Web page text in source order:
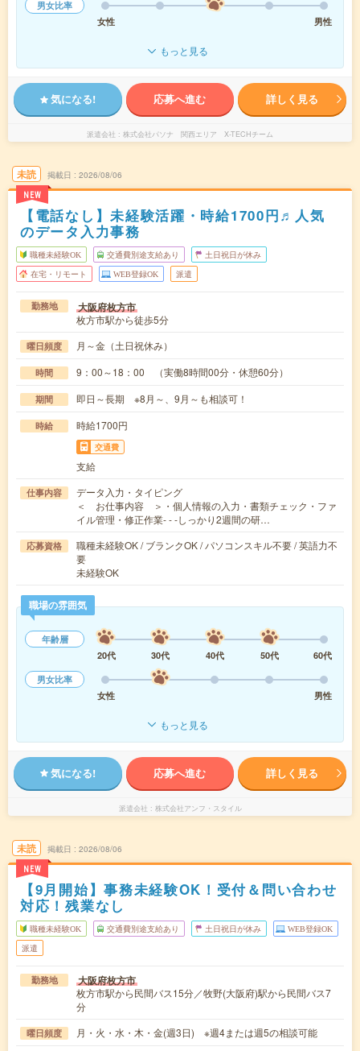
男女比率
女性
男性
もっと見る
気になる! 応募へ進む 詳しく見る
派遣会社 株式会社パソナ 関西エリア X-TECHチーム
未読
NEW
掲載日 2026/08/06
【電話なし】未経験活躍・時給1700円♬人気
のデータ入力事務
職種未経験OK 交通費別途支給あり 土日祝日が休み
在宅・リモート WEB登録OK 派遣
勤務地 大阪府枚方市
枚方市駅から徒歩5分
曜日頻度 月～金（土日祝休み）
時間 9：00～18：00 （実働8時間00分・休憩60分）
期間 即日～長期 ※8月～、9月～も相談可！
時給 時給1700円
交通費
支給
仕事内容
データ入力・タイピング
＜ お仕事内容 ＞・個人情報の入力・書類チェック・ファ
イル管理・修正作業- - -しっかり2週間の研…
応募資格
職種未経験OK / ブランクOK / パソコンスキル不要 / 英語力不
要
未経験OK
職場の雰囲気
年齢層
20代
30代 40代 50代
60代
男女比率
女性
男性
もっと見る
気になる! 応募へ進む 詳しく見る
派遣会社 株式会社アンフ・スタイル
未読
NEW
掲載日 2026/08/06
【9月開始】事務未経験OK！受付＆問い合わせ
対応！残業なし
職種未経験OK 交通費別途支給あり 土日祝日が休み WEB登録OK
派遣
勤務地 大阪府枚方市
枚方市駅から民間バス15分／牧野(大阪府)駅から民間バス7
分
曜日頻度 月・火・水・木・金(週3日) ※週4または週5の相談可能